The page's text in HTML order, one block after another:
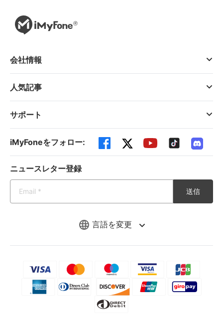
言語を変更
会社情報
人気記事
サポート
iMyFoneをフォロー:
ニュースレター登録
送信